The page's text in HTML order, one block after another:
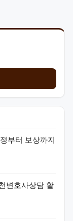
부터 보상까지
변호사상담 활